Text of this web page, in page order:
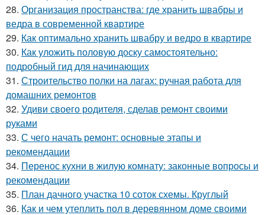
28. Организация пространства: где хранить швабры и
ведра в современной квартире
29. Как оптимально хранить швабру и ведро в квартире
30. Как уложить половую доску самостоятельно:
подробный гид для начинающих
31. Строительство полки на лагах: ручная работа для
домашних ремонтов
32. Удиви своего родителя, сделав ремонт своими
руками
33. С чего начать ремонт: основные этапы и
рекомендации
34. Перенос кухни в жилую комнату: законные вопросы и
рекомендации
35. План дачного участка 10 соток схемы. Круглый
36. Как и чем утеплить пол в деревянном доме своими